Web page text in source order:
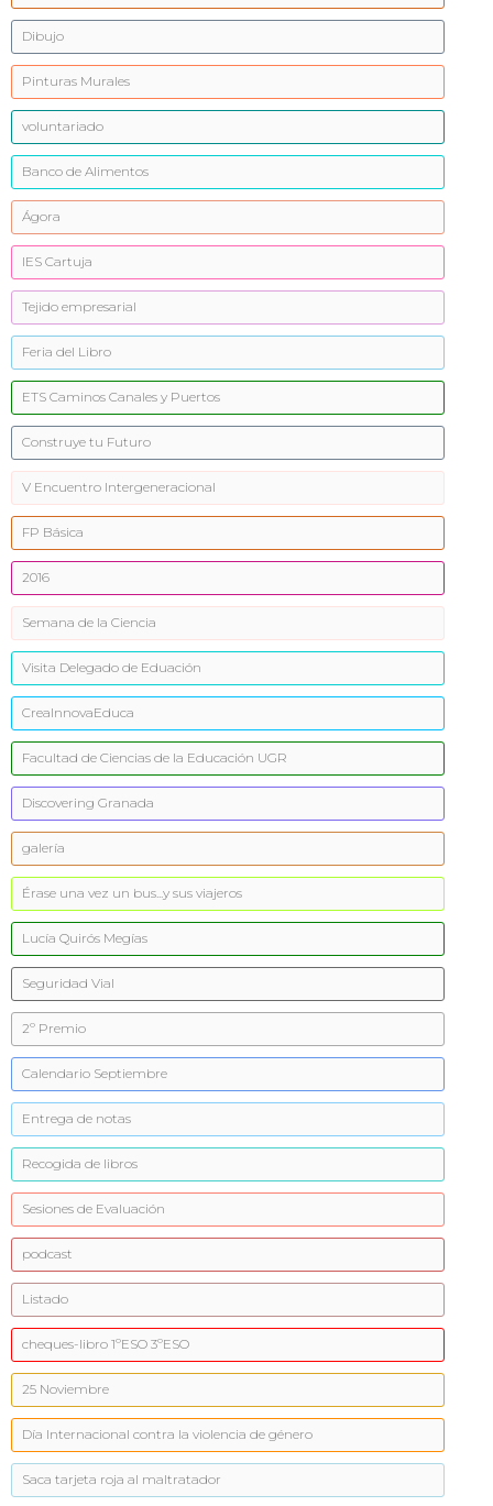
Dibujo
Pinturas Murales
voluntariado
Banco de Alimentos
Ágora
IES Cartuja
Tejido empresarial
Feria del Libro
ETS Caminos Canales y Puertos
Construye tu Futuro
V Encuentro Intergeneracional
FP Básica
2016
Semana de la Ciencia
Visita Delegado de Eduación
CreaInnovaEduca
Facultad de Ciencias de la Educación UGR
Discovering Granada
galería
Érase una vez un bus...y sus viajeros
Lucía Quirós Megías
Seguridad Vial
2º Premio
Calendario Septiembre
Entrega de notas
Recogida de libros
Sesiones de Evaluación
podcast
Listado
cheques-libro 1ºESO 3ºESO
25 Noviembre
Día Internacional contra la violencia de género
Saca tarjeta roja al maltratador